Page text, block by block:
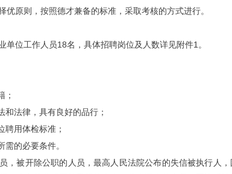
优原则，按照德才兼备的标准，采取考核的方式进行。
单位工作人员18名，具体招聘岗位及人数详见附件1。
；
和法律，具有良好的品行；
聘用体检标准；
的必要条件。
，被开除公职的人员，最高人民法院公布的失信被执行人